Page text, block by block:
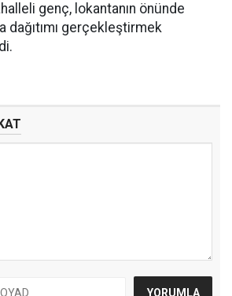
genç, lokantanın önünde
gerçekleştirmek